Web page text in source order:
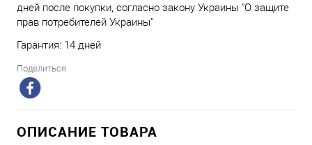
дней после покупки, согласно закону Украины "О защите
прав потребителей Украины"
Гарантия: 14 дней
Поделиться
ОПИСАНИЕ ТОВАРА